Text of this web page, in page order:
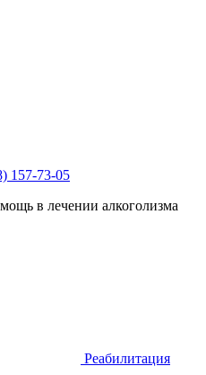
157-73-05
в лечении алкоголизма
Реабилитация